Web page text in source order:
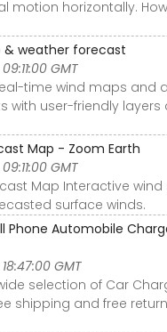
motion horizontally.
& weather forecast
GMT
time wind maps and
with user-friendly layers
Map - Zoom Earth
GMT
Map Interactive
surface winds.
Phone Automobile
GMT
selection of Car
shipping and free